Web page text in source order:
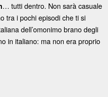
… tutti dentro. Non sarà casuale
tra i pochi episodi che ti si
dell’omonimo brano degli
in italiano: ma non era proprio